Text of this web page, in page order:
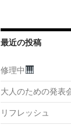
最近の投稿
修理中
大人のための発表
リフレッシュ